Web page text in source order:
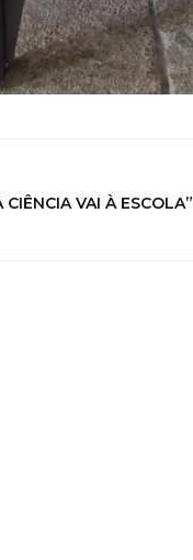
CIÊNCIA VAI À ESCOLA”